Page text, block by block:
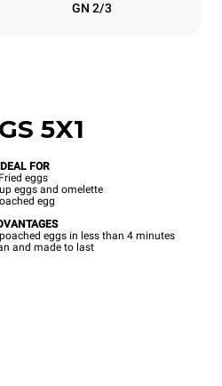
GN 2/3
5X1
IDEAL FOR
Fried eggs
eggs and omelette
egg
eggs in less than 4 minutes
and made to last